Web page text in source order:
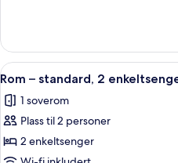
sovesofa
(with
Free
Hot
Breakfast)
–
standard,
1
med
sovesofa
Free
Åpne
alle
bildene
av
Rom
11
Rom – standard, 2
1 soverom
Plass til 2 personer
2 enkeltsenger